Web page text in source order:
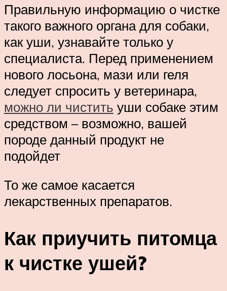
Правильную информацию о чистке
такого важного органа для собаки,
как уши, узнавайте только у
специалиста. Перед применением
нового лосьона, мази или геля
следует спросить у ветеринара,
можно ли чистить уши собаке этим
средством – возможно, вашей
породе данный продукт не
подойдет
То же самое касается
лекарственных препаратов.
Как приучить питомца
к чистке ушей?